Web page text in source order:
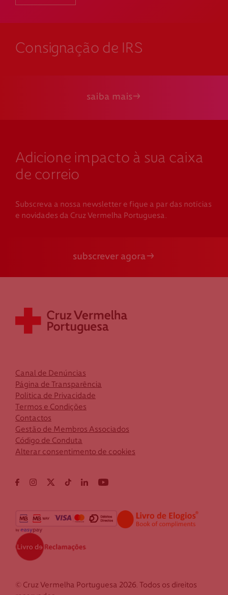
Consignação de IRS
saiba mais
Adicione impacto à sua caixa
de correio
Subscreva a nossa newsletter e fique a par das notícias
e novidades da Cruz Vermelha Portuguesa.
subscrever agora
Canal de Denúncias
Página de Transparência
Política de Privacidade
Termos e Condições
Contactos
Gestão de Membros Associados
Código de Conduta
Alterar consentimento de cookies
© Cruz Vermelha Portuguesa 2026. Todos os direitos